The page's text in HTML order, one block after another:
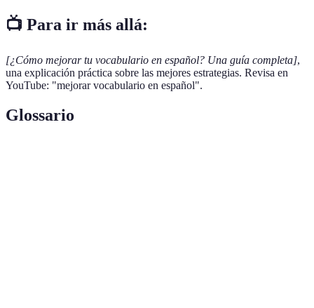
📺 Para ir más allá:
[¿Cómo mejorar tu vocabulario en español? Una guía completa],
una explicación práctica sobre las mejores estrategias. Revisa en
YouTube: "mejorar vocabulario en español".
Glossario